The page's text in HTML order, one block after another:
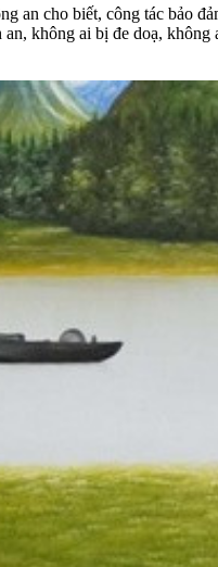
an cho biết, công tác bảo
không ai bị đe doạ, không